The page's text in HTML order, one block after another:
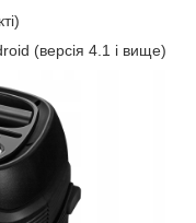
(версія 4.1 і вище)